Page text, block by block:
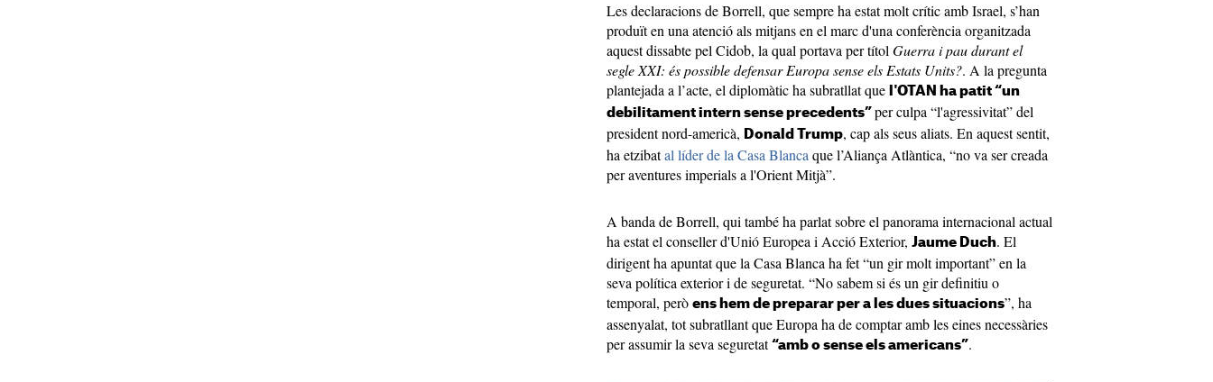
Les declaracions de Borrell, que sempre ha estat molt crític amb Israel, s’han
produït en una atenció als mitjans en el marc d'una conferència organitzada
aquest dissabte pel Cidob, la qual portava per títol Guerra i pau durant el
segle XXI: és possible defensar Europa sense els Estats Units?. A la pregunta
plantejada a l’acte, el diplomàtic ha subratllat que
l'OTAN ha patit “un
debilitament intern sense precedents” per culpa “l'agressivitat” del
president nord-americà, Donald Trump, cap als seus aliats. En aquest sentit,
ha etzibatal líder de la Casa Blanca que l’Aliança Atlàntica, “no va ser creada
per aventures imperials a l'Orient Mitjà”.
A banda de Borrell, qui també ha parlat sobre el panorama internacional actual
ha estat el conseller d'Unió Europea i Acció Exterior, Jaume Duch. El
dirigent ha apuntat que la Casa Blanca ha fet “un gir molt important” en la
seva política exterior i de seguretat. “No sabem si és un gir definitiu o
temporal, però ens hem de preparar per a les dues situacions”, ha
assenyalat, tot subratllant que Europa ha de comptar amb les eines necessàries
per assumir la seva seguretat “amb o sense els americans”.